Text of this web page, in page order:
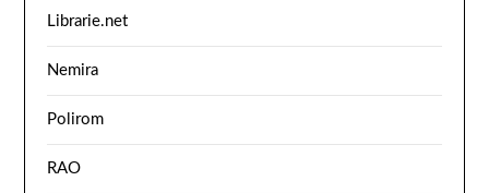
Librarie.net
Nemira
Polirom
RAO